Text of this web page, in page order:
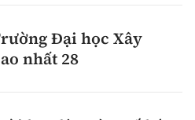
Đại học Xây
nhất 28